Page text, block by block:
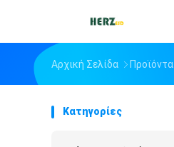
Αρχική Σελίδα Προϊόντα
Κατηγορίες